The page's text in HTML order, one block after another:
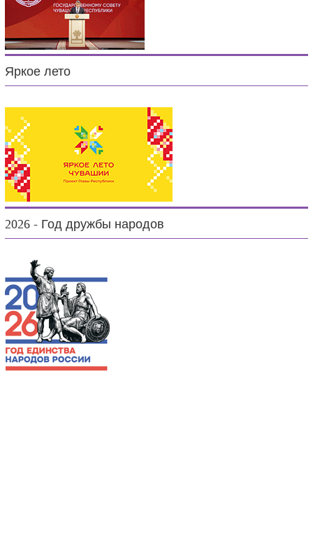
Яркое лето
2026 - Год дружбы народов